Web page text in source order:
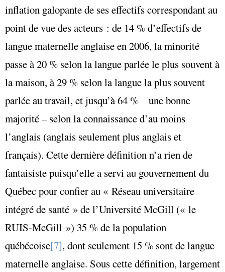
inflation galopante de ses effectifs correspondant au
point de vue des acteurs : de 14 % d’effectifs de
langue maternelle anglaise en 2006, la minorité
passe à 20 % selon la langue parlée le plus souvent à
la maison, à 29 % selon la langue la plus souvent
parlée au travail, et jusqu’à 64 % – une bonne
majorité – selon la connaissance d’au moins
l’anglais (anglais seulement plus anglais et
français). Cette dernière définition n’a rien de
fantaisiste puisqu’elle a servi au gouvernement du
Québec pour confier au « Réseau universitaire
intégré de santé » de l’Université McGill (« le
RUIS-McGill ») 35 % de la population
québécoise[7], dont seulement 15 % sont de langue
maternelle anglaise. Sous cette définition, largement